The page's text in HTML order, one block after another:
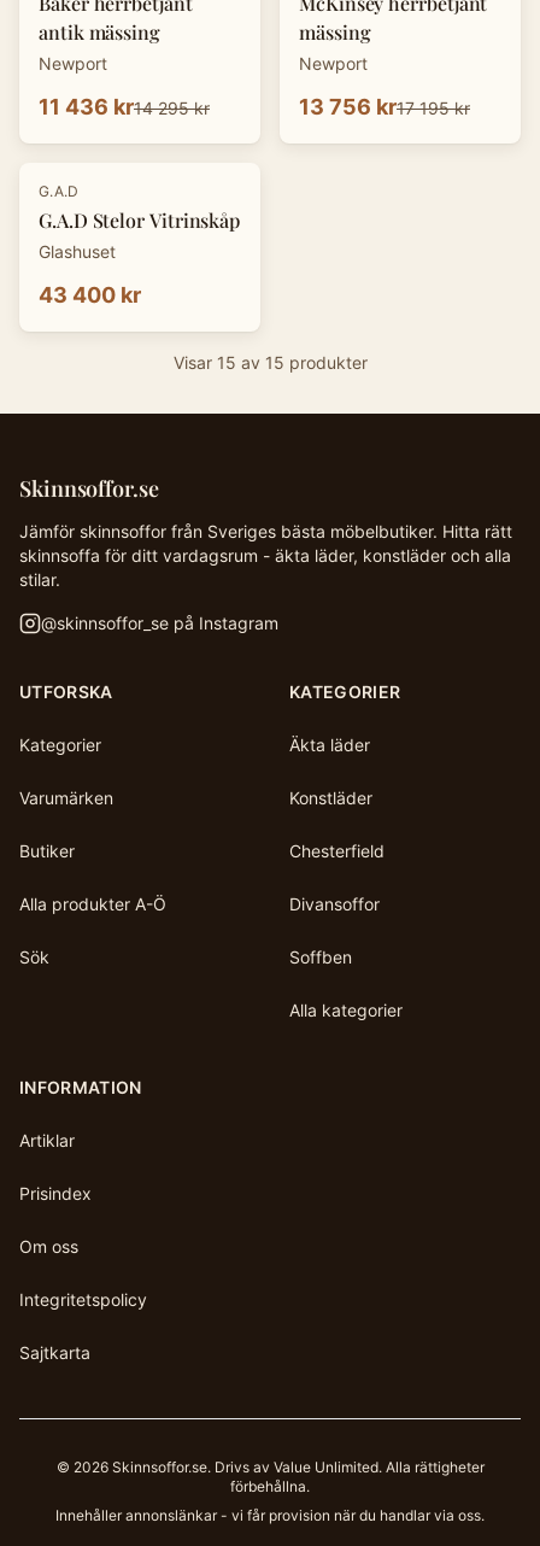
antik mässing
Newport
11 436 kr14 295 kr
mässing
Newport
13 756 kr17 195 kr
G.A.D
G.A.D Stelor Vitrinskåp
Glashuset
43 400 kr
Visar 15 av 15 produkter
Skinnsoffor.se
Jämför skinnsoffor från Sveriges bästa möbelbutiker. Hitta rätt
skinnsoffa för ditt vardagsrum - äkta läder, konstläder och alla
stilar.
@skinnsoffor_se på Instagram
UTFORSKA
Kategorier
Varumärken
Butiker
Alla produkter A-Ö
Sök
KATEGORIER
Äkta läder
Konstläder
Chesterfield
Divansoffor
Soffben
Alla kategorier
INFORMATION
Artiklar
Prisindex
Om oss
Integritetspolicy
Sajtkarta
© 2026 Skinnsoffor.se. Drivs av Value Unlimited. Alla rättigheter
förbehållna.
Innehåller annonslänkar - vi får provision när du handlar via oss.